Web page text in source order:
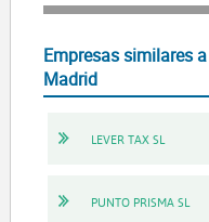
Empresas similares a
Madrid
LEVER TAX SL
PUNTO PRISMA SL